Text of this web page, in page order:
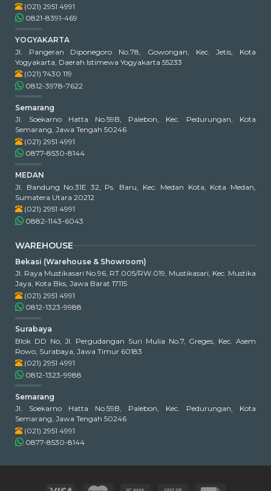
(021) 2951 4991
0821-8391-469
YOGYAKARTA
Jl. Pangeran Diponegoro No.78, Gowongan, Kec. Jetis, Kota
Yogyakarta, Daerah Istimewa Yogyakarta 55233
(021) 7430 119
0812-3978-7622
Semarang
Jl. Soekarno Hatta No.59B, Palebon, Kec. Pedurungan, Kota
Semarang, Jawa Tengah 50246
(021) 2951 4991
0877-8530-8144
MEDAN
Jl. Bandung No.31E 32, Ps. Baru, Kec. Medan Kota, Kota Medan,
Sumatera Utara 20212
(021) 2951 4991
0882-1143-6043
WAREHOUSE
Bekasi (Warehouse & Showroom)
Jl. Raya Mustikasari No.96, RT.005/RW.019, Mustikasari, Kec. Mustika
Jaya, Kota Bks, Jawa Barat 17115
(021) 2951 4991
0812-1323-9988
Surabaya
Blok DD No, Jl. Pergudangan Suri Mulia No.7, Greges, Kec. Asem
Rowo, Surabaya, Jawa Timur 60183
(021) 2951 4991
0812-1323-9988
Semarang
Jl. Soekarno Hatta No.59B, Palebon, Kec. Pedurungan, Kota
Semarang, Jawa Tengah 50246
(021) 2951 4991
0877-8530-8144